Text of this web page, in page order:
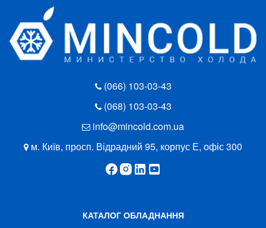
(066) 103-03-43
(068) 103-03-43
info@mincold.com.ua
м. Київ, просп. Відрадний 95, корпус Е, офіс 300
КАТАЛОГ ОБЛАДНАННЯ